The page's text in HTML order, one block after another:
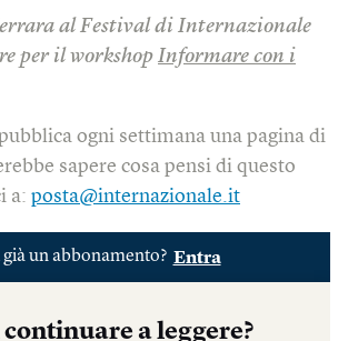
al Festival di Internazionale
per il workshop Informare con i
ogni settimana una pagina di
sapere cosa pensi di questo
a: posta@internazionale.it